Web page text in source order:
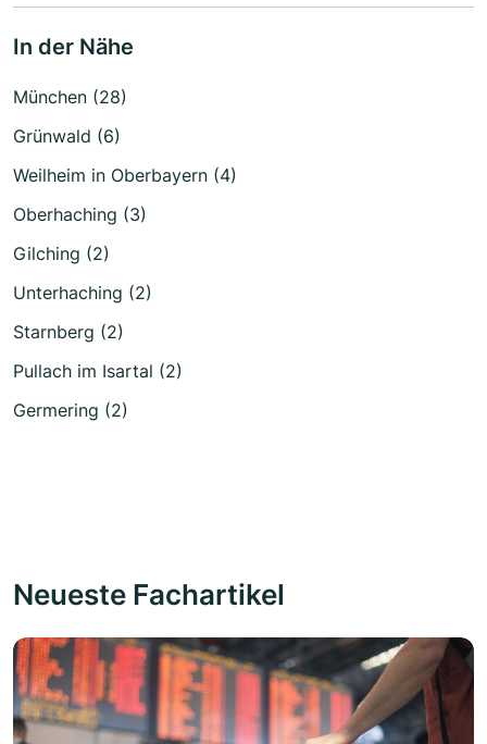
In der Nähe
München (28)
Grünwald (6)
Weilheim in Oberbayern (4)
Oberhaching (3)
Gilching (2)
Unterhaching (2)
Starnberg (2)
Pullach im Isartal (2)
Germering (2)
Neueste Fachartikel